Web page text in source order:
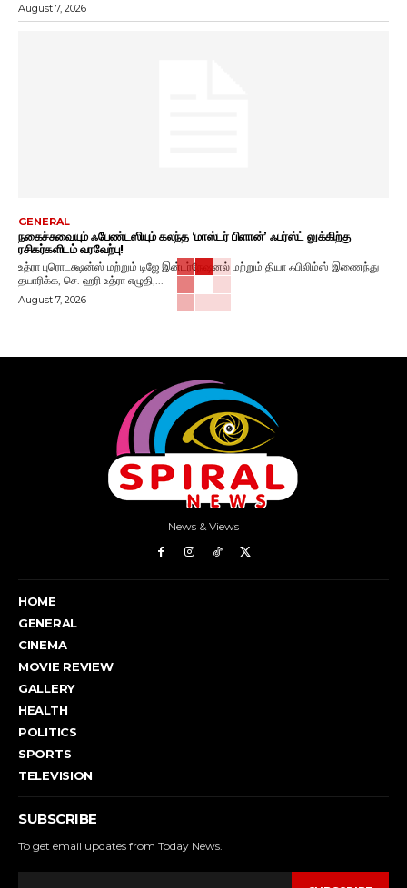
August 7, 2026
GENERAL
நகைச்சுவையும் ஃபேண்டஸியும் கலந்த ‘மாஸ்டர் பிளான்’ ஃபர்ஸ்ட் லுக்கிற்கு
ரசிகர்களிடம் வரவேற்பு!
உத்ரா புரொடக்ஷன்ஸ் மற்றும் டிஜே இன்டர்நேஷனல் மற்றும் தியா ஃபிலிம்ஸ் இணைந்து
தயாரிக்க, செ. ஹரி உத்ரா எழுதி,...
August 7, 2026
News & Views
HOME
GENERAL
CINEMA
MOVIE REVIEW
GALLERY
HEALTH
POLITICS
SPORTS
TELEVISION
SUBSCRIBE
To get email updates from Today News.